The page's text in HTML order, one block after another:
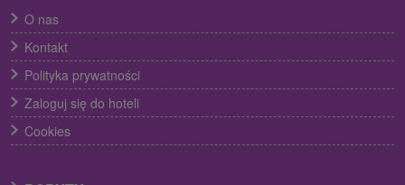
O nas
Kontakt
Polityka prywatności
Zaloguj się do hoteli
Cookies